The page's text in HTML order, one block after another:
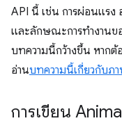
API นี้ เช่น การผ่อนแรง
และลักษณะการทำงานข
บทความนี้กว้างขึ้น หากต้
อ่านบทความนี้เกี่ยวกับภ
การเขียน